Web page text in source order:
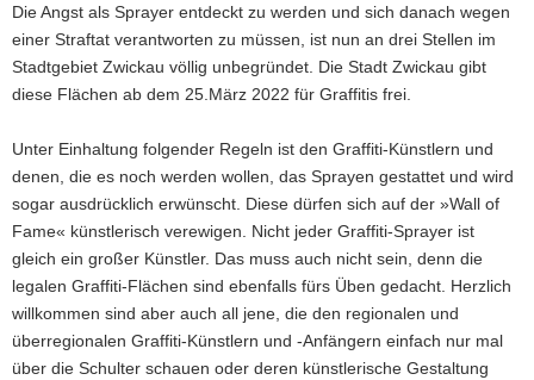
t
i
o
n
Die Angst als Sprayer entdeckt zu werden und sich danach wegen
einer Straftat verantworten zu müssen, ist nun an drei Stellen im
Stadtgebiet Zwickau völlig unbegründet. Die Stadt Zwickau gibt
diese Flächen ab dem 25.März 2022 für Graffitis frei.
Unter Einhaltung folgender Regeln ist den Graffiti-Künstlern und
denen, die es noch werden wollen, das Sprayen gestattet und wird
sogar ausdrücklich erwünscht. Diese dürfen sich auf der »Wall of
Fame« künstlerisch verewigen. Nicht jeder Graffiti-Sprayer ist
gleich ein großer Künstler. Das muss auch nicht sein, denn die
legalen Graffiti-Flächen sind ebenfalls fürs Üben gedacht. Herzlich
willkommen sind aber auch all jene, die den regionalen und
überregionalen Graffiti-Künstlern und -Anfängern einfach nur mal
über die Schulter schauen oder deren künstlerische Gestaltung